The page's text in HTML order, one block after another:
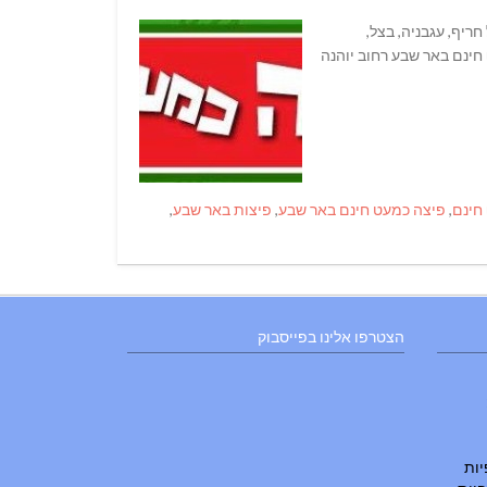
פלפל חריף, עגבניה, בצל,
כמעט חינם באר שבע רחוב יוהנה
, פיצה כמעט חינם באר שבע, פיצות באר שבע,
הצטרפו אלינו בפייסבוק